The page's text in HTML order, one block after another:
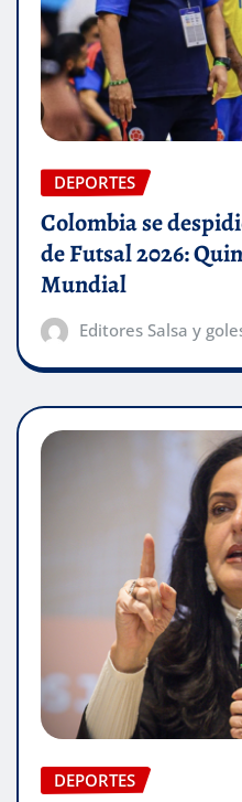
DEPORTES
Colombia se
de Futsal 2026:
Mundial
Editores Salsa y
DEPORTES